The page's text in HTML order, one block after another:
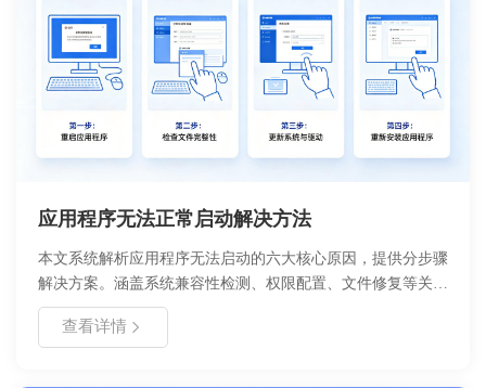
应用程序无法正常启动解决方法
本文系统解析应用程序无法启动的六大核心原因，提供分步骤
解决方案。涵盖系统兼容性检测、权限配置、文件修复等关键
操作，包含注册表清理参数设置及软件冲突排查流程图。适用
于 Windows 10/11 系统用户，特别标注企业版与家庭版的操作
查看详情